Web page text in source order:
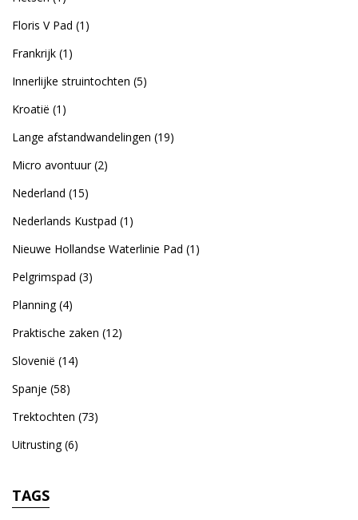
Floris V Pad (1)
Frankrijk (1)
Innerlijke struintochten (5)
Kroatië (1)
Lange afstandwandelingen (19)
Micro avontuur(2)
Nederland (15)
Nederlands Kustpad (1)
Nieuwe Hollandse Waterlinie Pad (1)
Pelgrimspad (3)
Planning(4)
Praktische zaken (12)
Slovenië (14)
Spanje (58)
Trektochten (73)
Uitrusting(6)
TAGS